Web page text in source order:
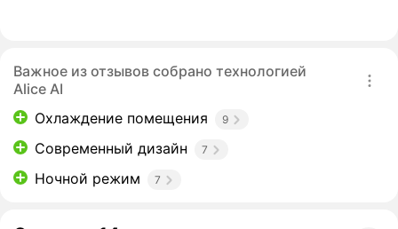
Важное из отзывов собрано технологией
Alice AI
Охлаждение помещения
9
Современный дизайн 7
Ночной режим 7